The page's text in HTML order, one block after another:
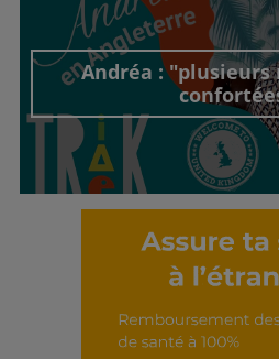
Découvrir cet
Andréa : "plusieurs
Découvrir cet